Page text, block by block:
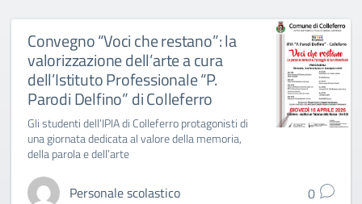
Convegno “Voci che restano”: la
valorizzazione dell’arte a cura
dell’Istituto Professionale “P.
Parodi Delfino” di Colleferro
Gli studenti dell’IPIA di Colleferro protagonisti di
una giornata dedicata al valore della memoria,
della parola e dell’arte
Personale scolastico 0